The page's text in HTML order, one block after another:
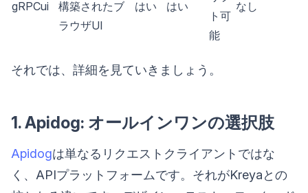
gRPCui
構築されたブ
ラウザUI
はい はい
ト可
能
なし
それでは、詳細を見ていきましょう。
1. Apidog: オールインワンの選択肢
Apidogは単なるリクエストクライアントではな
く、APIプラットフォームです。それがKreyaとの